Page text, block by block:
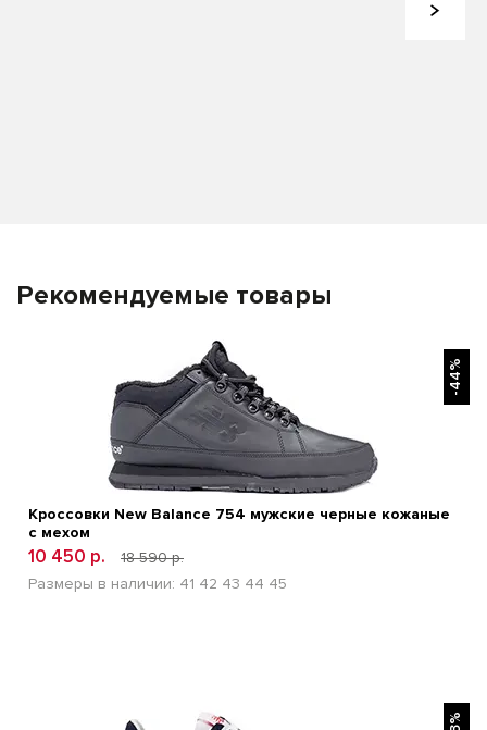
Рекомендуемые товары
БЫСТРЫЙ ПРОСМОТР
-44%
Кроссовки New Balance 754 мужские черные кожаные
с мехом
10 450 р.
18 590 р.
Размеры в наличии: 41 42 43 44 45